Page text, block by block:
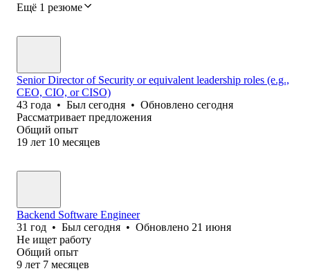
Ещё 1 резюме
Senior Director of Security or equivalent leadership roles (e.g.,
CEO, CIO, or CISO)
43 года • Был сегодня • Обновлено сегодня
Рассматривает предложения
Общий опыт
19 лет 10 месяцев
Backend Software Engineer
31 год • Был сегодня • Обновлено 21 июня
Не ищет работу
Общий опыт
9 лет 7 месяцев